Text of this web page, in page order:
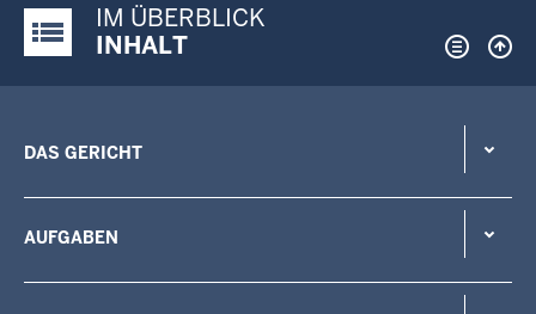
Justiz-Portal im Überblick:
IM ÜBERBLICK
INHALT
DAS GERICHT
AUFGABEN